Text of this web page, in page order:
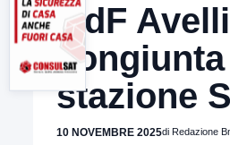
GdF
stazione
10 NOVEMBRE 2025di Redazione